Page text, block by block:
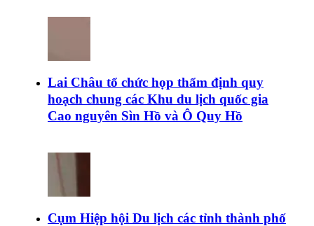
Lai Châu tổ chức họp thẩm định quy
hoạch chung các Khu du lịch quốc gia
Cao nguyên Sìn Hồ và Ô Quy Hồ
Cụm Hiệp hội Du lịch các tỉnh thành phố